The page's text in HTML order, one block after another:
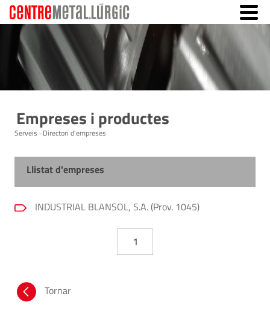
Empreses i productes
Serveis · Directori d'empreses
Llistat d'empreses
INDUSTRIAL BLANSOL, S.A. (Prov. 1045)
1
Tornar